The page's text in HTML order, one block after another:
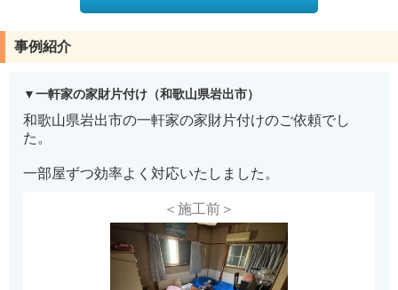
事例紹介
一軒家の家財片付け（和歌山県岩出市）
和歌山県岩出市の一軒家の家財片付けのご依頼でし
た。
一部屋ずつ効率よく対応いたしました。
＜施工前＞